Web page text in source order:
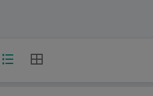
Widok listyWidok siatki